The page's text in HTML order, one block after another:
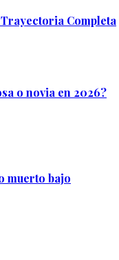
Completa
o novia en 2026?
muerto bajo